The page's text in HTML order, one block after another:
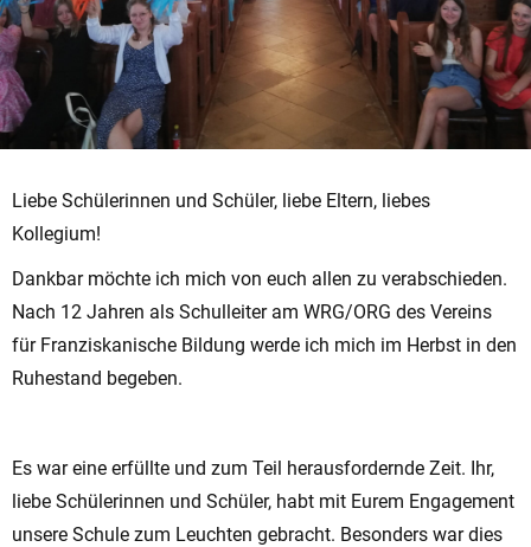
Liebe Schülerinnen und Schüler, liebe Eltern, liebes
Kollegium!
Dankbar möchte ich mich von euch allen zu verabschieden.
Nach 12 Jahren als Schulleiter am WRG/ORG des Vereins
für Franziskanische Bildung werde ich mich im Herbst in den
Ruhestand begeben.
Es war eine erfüllte und zum Teil herausfordernde Zeit. Ihr,
liebe Schülerinnen und Schüler, habt mit Eurem Engagement
unsere Schule zum Leuchten gebracht. Besonders war dies